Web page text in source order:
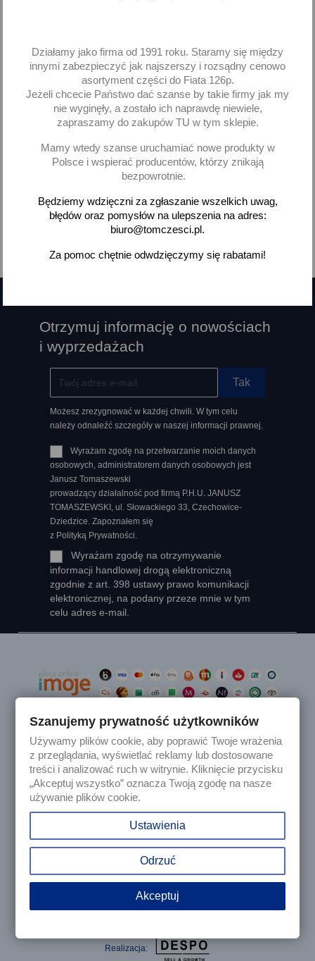
5,39 zł brutto
Brak na stanie
7,25 zł brutto
Dodaj
- +
Pokazano 1-4 z 4 pozycji
Powrót do góry
Otrzymuj informację o nowościach
i wyprzedażach
Możesz zrezygnować w każdej chwili. W tym celu
należy odnaleźć szczegóły w naszej informacji prawnej.
Wyrażam zgodę na przetwarzanie moich danych
osobowych, administratorem danych osobowych jest
Janusz Tomaszewski
prowadzący działalność pod firmą P.H.U. JANUSZ
TOMASZEWSKI, ul. Słowackiego 33, Czechowice-
Dziedzice. Zapoznałem się
z Polityką Prywatności.
Wyrażam zgodę na otrzymywanie
informacji handlowej drogą elektroniczną
zgodnie z art. 398 ustawy prawo komunikacji
elektronicznej, na podany przeze mnie w tym
celu adres e-mail.
Produkty 
Nasza firma 
© 2025 - Sklep internetowy Tomczesci.pl. Wszelkie prawa
Realizacja:
Szanujemy prywatność użytkowników
Używamy plików cookie, aby poprawić Twoje wrażenia
z przeglądania, wyświetlać reklamy lub dostosowane
treści i analizować ruch w witrynie. Kliknięcie przycisku
„Akceptuj wszystko” oznacza Twoją zgodę na nasze
używanie plików cookie.
Ustawienia
Odrzuć
Akceptuj
Działamy jako firma od 1991 roku. Staramy się między
innymi zabezpieczyć jak najszerszy i rozsądny cenowo
asortyment części do Fiata 126p.
Jeżeli chcecie Państwo dać szanse by takie firmy jak my
nie wyginęły, a zostało ich naprawdę niewiele,
zapraszamy do zakupów TU w tym sklepie.
Mamy wtedy szanse uruchamiać nowe produkty w
Polsce i wspierać producentów, którzy znikają
bezpowrotnie.
Będziemy wdzięczni za zgłaszanie wszelkich uwag,
błędów oraz pomysłów na ulepszenia na adres:
biuro@tomczesci.pl.
Za pomoc chętnie odwdzięczymy się rabatami!